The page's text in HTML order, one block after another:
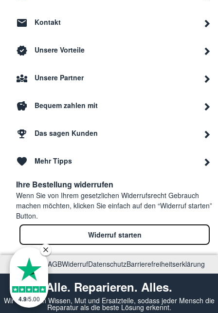
Kontakt
Unsere Vorteile
Unsere Partner
Bequem zahlen mit
Das sagen Kunden
Mehr Tipps
Ihre Bestellung widerrufen
Wenn Sie von Ihrem gesetzlichen Widerrufsrecht Gebrauch
machen möchten, klicken Sie einfach auf den “Widerruf starten”
Button.
Widerruf starten
ImpressumAGBWiderrufDatenschutzBarrierefreiheitserklärung
Alle. Reparieren. Alles.
Wir vermitteln Wissen, Mut und Ersatzteile, sodass jeder Mensch die
Reparatur als die beste Lösung erkennt.
4.9/5.00